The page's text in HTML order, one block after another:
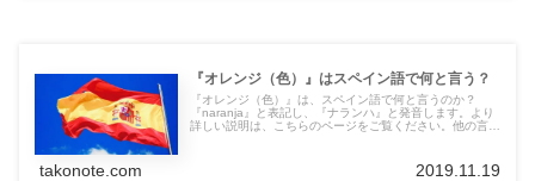
『オレンジ（色）』はスペイン語で何と言う？
『オレンジ（色）』は、スペイン語で何と言うのか？
『naranja』と表記し、『ナランハ』と発音します。より
詳しい説明は、こちらのページをご覧ください。他の言語
takonote.com 2019.11.19